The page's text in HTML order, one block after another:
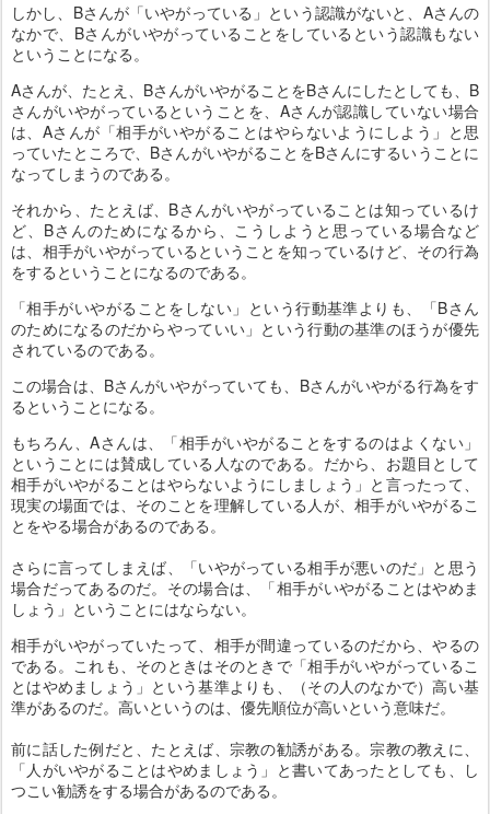
しかし、Bさんが「いやがっている」という認識がないと、Aさんの
なかで、Bさんがいやがっていることをしているという認識もない
ということになる。
Aさんが、たとえ、BさんがいやがることをBさんにしたとしても、B
さんがいやがっているということを、Aさんが認識していない場合
は、Aさんが「相手がいやがることはやらないようにしよう」と思
っていたところで、BさんがいやがることをBさんにするいうことに
なってしまうのである。
それから、たとえば、Bさんがいやがっていることは知っているけ
ど、Bさんのためになるから、こうしようと思っている場合など
は、相手がいやがっているということを知っているけど、その行為
をするということになるのである。
「相手がいやがることをしない」という行動基準よりも、「Bさん
のためになるのだからやっていい」という行動の基準のほうが優先
されているのである。
この場合は、Bさんがいやがっていても、Bさんがいやがる行為をす
るということになる。
もちろん、Aさんは、「相手がいやがることをするのはよくない」
ということには賛成している人なのである。だから、お題目として
相手がいやがることはやらないようにしましょう」と言ったって、
現実の場面では、そのことを理解している人が、相手がいやがるこ
とをやる場合があるのである。
さらに言ってしまえば、「いやがっている相手が悪いのだ」と思う
場合だってあるのだ。その場合は、「相手がいやがることはやめま
しょう」ということにはならない。
相手がいやがっていたって、相手が間違っているのだから、やるの
である。これも、そのときはそのときで「相手がいやがっているこ
とはやめましょう」という基準よりも、（その人のなかで）高い基
準があるのだ。高いというのは、優先順位が高いという意味だ。
前に話した例だと、たとえば、宗教の勧誘がある。宗教の教えに、
「人がいやがることはやめましょう」と書いてあったとしても、し
つこい勧誘をする場合があるのである。